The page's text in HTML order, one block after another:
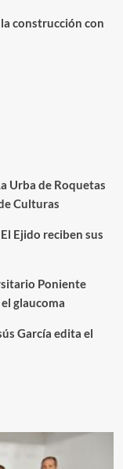
construcción con
Urba de Roquetas
Culturas
Ejido reciben sus
Poniente
glaucoma
García edita el